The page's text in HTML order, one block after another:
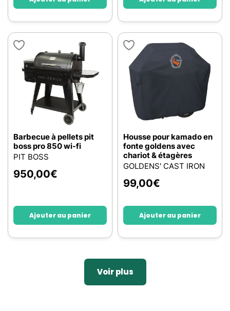
Barbecue à pellets pit
boss pro 850 wi-fi
PIT BOSS
950,00€
Ajouter au panier
Housse pour kamado en
fonte goldens avec
chariot & étagères
GOLDENS' CAST IRON
99,00€
Ajouter au panier
Voir plus